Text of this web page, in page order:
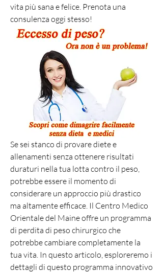
vita più sana e felice. Prenota una
consulenza oggi stesso!
Se sei stanco di provare diete e
allenamenti senza ottenere risultati
duraturi nella tua lotta contro il peso,
potrebbe essere il momento di
considerare un approccio più drastico
ma altamente efficace. Il Centro Medico
Orientale del Maine offre un programma
di perdita di peso chirurgico che
potrebbe cambiare completamente la
tua vita. In questo articolo, esploreremo i
dettagli di questo programma innovativo